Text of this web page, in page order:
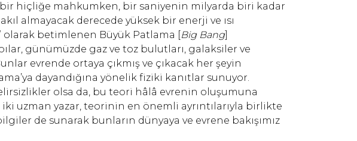
hiçliğe mahkumken, bir saniyenin milyarda biri kadar
almayacak derecede yüksek bir enerji ve ısı
betimlenen Büyük Patlama [Big Bang]
günümüzde gaz ve toz bulutları, galaksiler ve
evrende ortaya çıkmış ve çıkacak her şeyin
dayandığına yönelik fiziki kanıtlar sunuyor.
olsa da, bu teori hâlâ evrenin oluşumuna
uzman yazar, teorinin en önemli ayrıntılarıyla birlikte
de sunarak bunların dünyaya ve evrene bakışımız